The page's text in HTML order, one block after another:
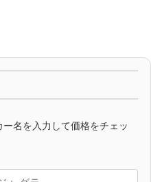
名を入力して価格をチェッ